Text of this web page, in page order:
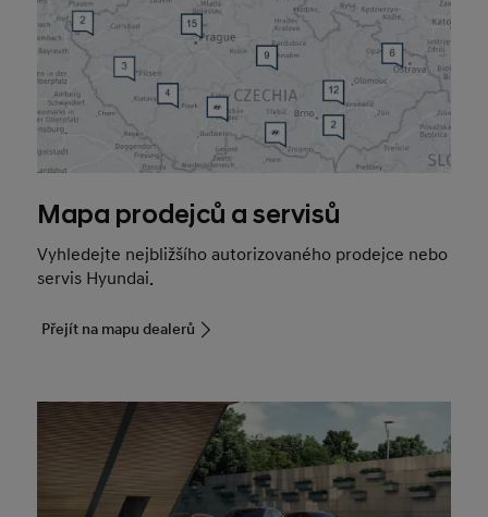
Mapa prodejců a servisů
Vyhledejte nejbližšího autorizovaného prodejce nebo
servis Hyundai.
Přejít na mapu dealerů